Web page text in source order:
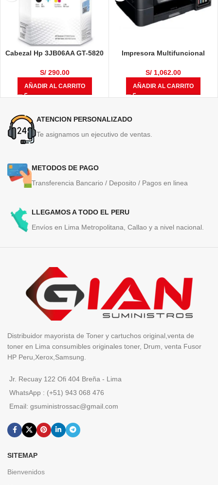
Cabezal Hp 3JB06AA GT-5820
S/290.00
AÑADIR AL CARRITO
Impresora Multifuncional
S/1,062.00
AÑADIR AL CARRITO
ATENCION PERSONALIZADO
Te asignamos un ejecutivo de ventas.
METODOS DE PAGO
Transferencia Bancario / Deposito / Pagos en linea
LLEGAMOS A TODO EL PERU
Envíos en Lima Metropolitana, Callao y a nivel nacional.
Distribuidor mayorista de Toner y cartuchos original,venta de
toner en Lima consumibles originales toner, Drum, venta Fusor
HP Peru,Xerox,Samsung.
Jr. Recuay 122 Ofi 404 Breña - Lima
WhatsApp : (+51) 943 068 476
Email: gsuministrossac@gmail.com
SITEMAP
Bienvenidos